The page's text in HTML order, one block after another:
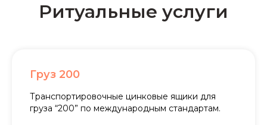
Ритуальные услуги
Груз 200
Транспортировочные цинковые ящики для
груза “200” по международным стандартам.